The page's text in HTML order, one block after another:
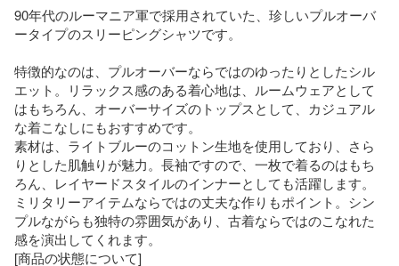
90年代のルーマニア軍で採用されていた、珍しいプルオーバ
ータイプのスリーピングシャツです。
特徴的なのは、プルオーバーならではのゆったりとしたシル
エット。リラックス感のある着心地は、ルームウェアとして
はもちろん、オーバーサイズのトップスとして、カジュアル
な着こなしにもおすすめです。
素材は、ライトブルーのコットン生地を使用しており、さら
りとした肌触りが魅力。長袖ですので、一枚で着るのはもち
ろん、レイヤードスタイルのインナーとしても活躍します。
ミリタリーアイテムならではの丈夫な作りもポイント。シン
プルながらも独特の雰囲気があり、古着ならではのこなれた
感を演出してくれます。
[商品の状態について]